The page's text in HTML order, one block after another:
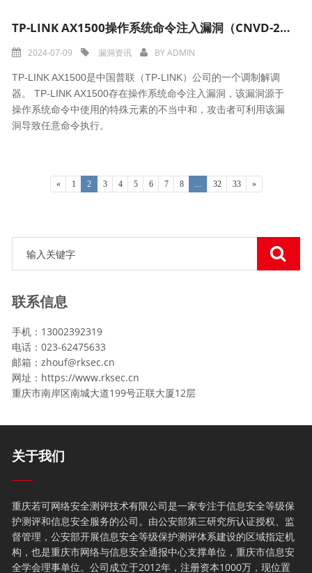
TP-LINK AX1500操作系统命令注入漏洞（CNVD-2024-30638）
2024-07-09 漏洞资讯 BYADMIN
TP-LINK AX1500是中国普联（TP-LINK）公司的一个调制解调
器。 TP-LINK AX1500存在操作系统命令注入漏洞，该漏洞源于
操作系统命令中使用的特殊元素的不当中和，攻击者可利用该漏
洞导致任意命令执行。
« 1 2 3 4 5 6 7 8 ... 32 33 »
联系信息
手机：13002392319
电话：023-62475633
邮箱：zhouf@rksec.cn
网址：https://www.rksec.cn
重庆市南岸区南城大道199号正联大厦12层
关于我们
重庆若可网络安全测评技术有限公司是一家专注于信息安全等级保
护测评和信息安全服务的公司。由公安部第三研究所认证授权、监
督管理，公安部开展信息安全等级保护测评体系建设的区域指定机
构，也是重庆市网络与信息安全通报中心支撑单位，重庆市信息安
全学会理事单位。公司成立于2012年，注册资本1000万，现位置